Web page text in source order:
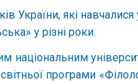
України, які
у різні роки.
національним
програми